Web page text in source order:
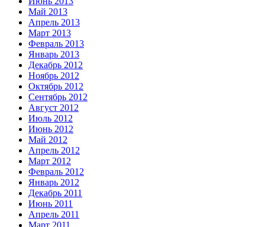
Май 2013
Апрель 2013
Март 2013
Февраль 2013
Январь 2013
Декабрь 2012
Ноябрь 2012
Октябрь 2012
Сентябрь 2012
Август 2012
Июль 2012
Июнь 2012
Май 2012
Апрель 2012
Март 2012
Февраль 2012
Январь 2012
Декабрь 2011
Июнь 2011
Апрель 2011
Март 2011